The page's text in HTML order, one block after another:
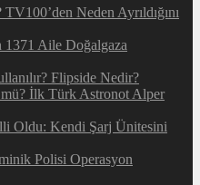
Neden Ayrıldığını
Aile Doğalgaza
Flipside Nedir?
İlk Türk Astronot Alper
Oldu: Kendi Şarj Ünitesini
Polisi Operasyon